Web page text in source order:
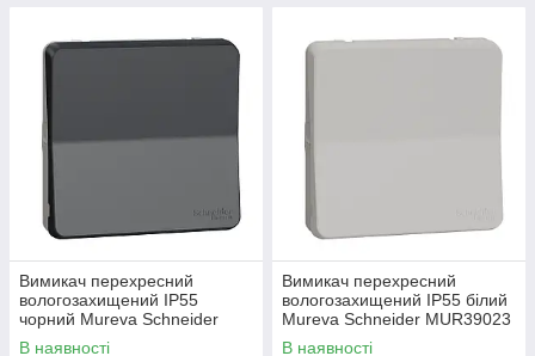
Вимикач перехресний
вологозахищений IP55
чорний Mureva Schneider
MUR35020
В наявності
Вимикач перехресний
вологозахищений IP55 білий
Mureva Schneider MUR39023
В наявності